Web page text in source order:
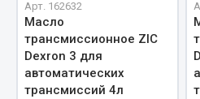
Система выпуска газа
Система охлаждения
Сцепление
Коробка передач
Арт. 162632
Масло
трансмиссионное ZIC
Dexron 3 для
автоматических
трансмиссий 4л